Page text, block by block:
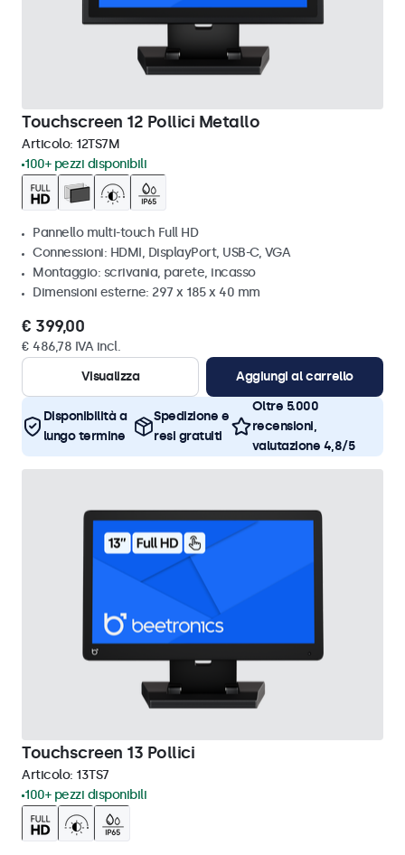
Touchscreen 12 Pollici Metallo
Articolo: 12TS7M
100+ pezzi disponibili
Pannello multi-touch Full HD
Connessioni: HDMI, DisplayPort, USB-C, VGA
Montaggio: scrivania, parete, incasso
Dimensioni esterne: 297 x 185 x 40 mm
€ 399,00
€ 486,78 IVA incl.
Visualizza
Aggiungi al carrello
Disponibilità a
lungo termine
Spedizione e
resi gratuiti
Oltre 5.000
recensioni,
valutazione 4,8/5
Touchscreen 13 Pollici
Articolo: 13TS7
100+ pezzi disponibili